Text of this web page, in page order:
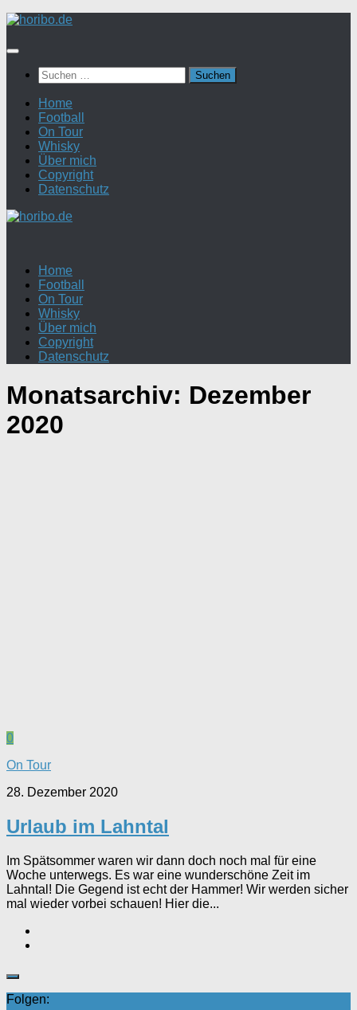
Zum
springen
Suchen
nach:
Home
Football
On Tour
Whisky
Über mich
Copyright
Datenschutz
Home
Football
On Tour
Whisky
Über mich
Copyright
Datenschutz
Monatsarchiv: Dezember
2020
0
On Tour
28. Dezember 2020
Urlaub im Lahntal
Im Spätsommer waren wir dann doch noch mal für eine
Woche unterwegs. Es war eine wunderschöne Zeit im
Lahntal! Die Gegend ist echt der Hammer! Wir werden sicher
mal wieder vorbei schauen! Hier die...
Folgen: